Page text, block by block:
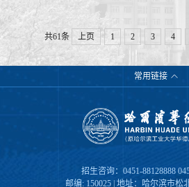
共61条 上页 1 2 3 4
常用链接
招生咨询：0451-88128888
邮编: 150025 | 地址：哈尔滨市松